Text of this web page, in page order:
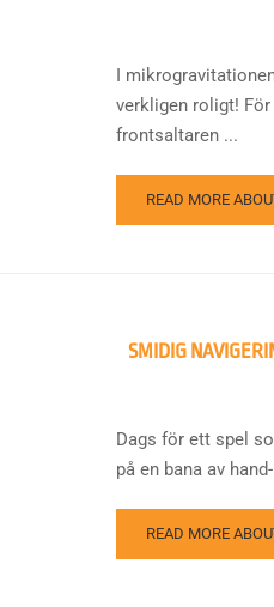
I
verkligen roligt!
frontsaltaren ...
READ MORE
SMIDIG
Dags för ett spel
på en bana av
READ MORE